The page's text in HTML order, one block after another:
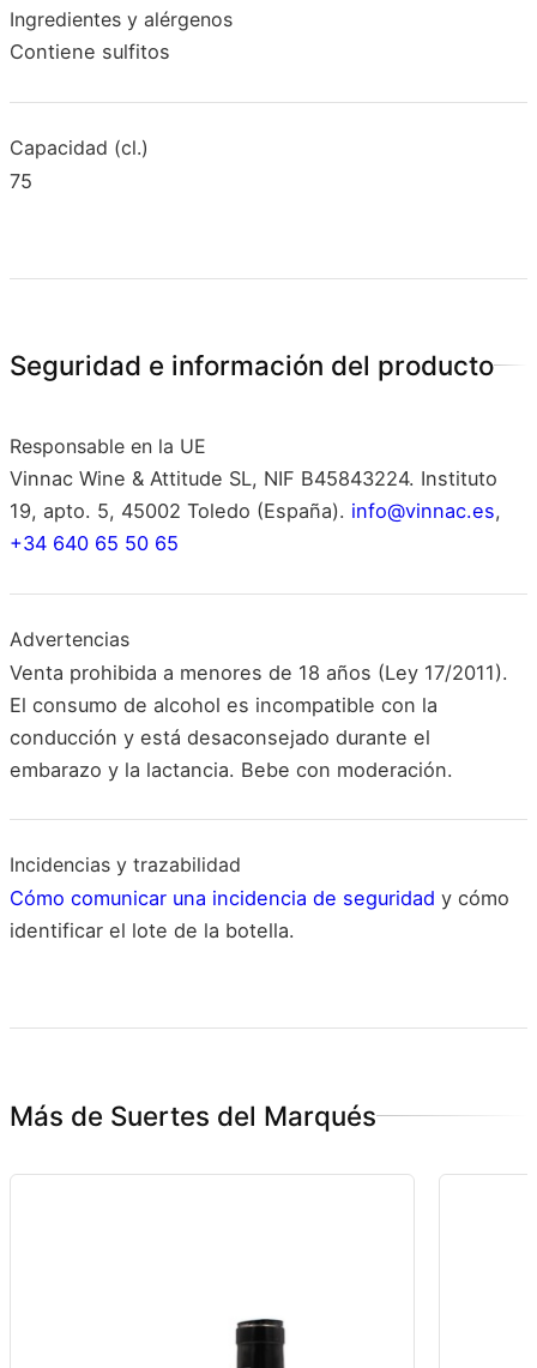
Ingredientes y alérgenos
Contiene sulfitos
Capacidad (cl.)
75
Seguridad e información del producto
Responsable en la UE
Vinnac Wine & Attitude SL, NIF B45843224. Instituto
19, apto. 5, 45002 Toledo (España). info@vinnac.es,
+34 640 65 50 65
Advertencias
Venta prohibida a menores de 18 años (Ley 17/2011).
El consumo de alcohol es incompatible con la
conducción y está desaconsejado durante el
embarazo y la lactancia. Bebe con moderación.
Incidencias y trazabilidad
Cómo comunicar una incidencia de seguridad y cómo
identificar el lote de la botella.
Más de Suertes del Marqués